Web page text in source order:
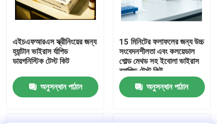
আমাদের সম্পর্কে
কারখানা ভ্রমণ
আমাদের সাথে যোগাযোগ করুন
এইচএফআরএস স্ক্রীনিংয়ের জন্য
হ্যান্টান ভাইরাস র্যাপিড
ডায়গনিস্টিক টেস্ট কিট
অনুসন্ধান পাঠান
15 মিনিটের ফলাফলের জন্য উচ্চ
সংবেদনশীলতা এবং কলয়েডাল
গোল্ড মেথড সহ ইবোলা ভাইরাস
র‌্যাপিড টেস্ট কিট
অনুসন্ধান পাঠান